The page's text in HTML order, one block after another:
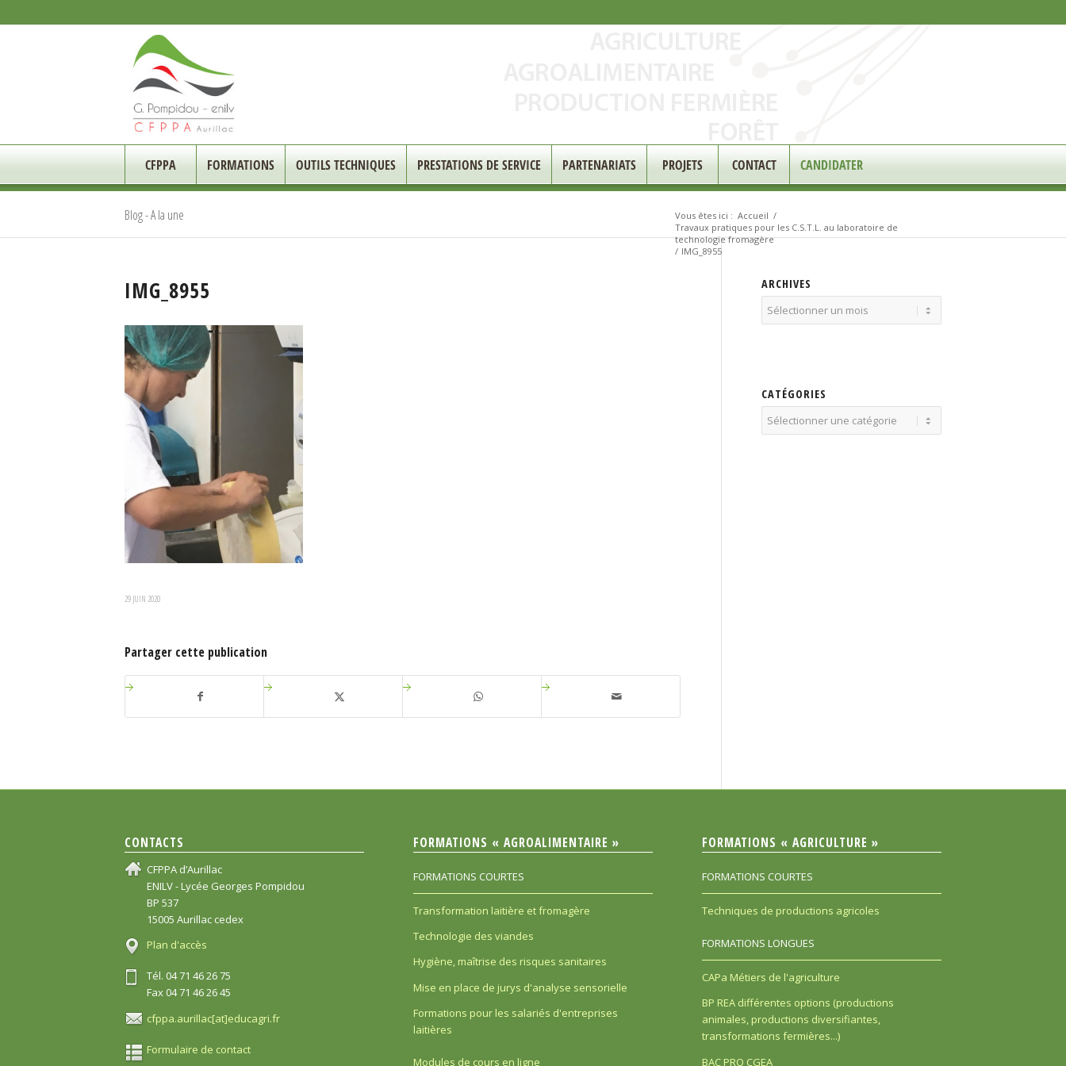
CFPPA FORMATIONS OUTILS TECHNIQUES PRESTATIONS DE SERVICE PARTENARIATS PROJETS CONTACT CANDIDATER
Blog - A la une Vous êtes ici : Accueil /
Travaux pratiques pour les C.S.T.L. au laboratoire de
technologie fromagère
/ IMG_8955
IMG_8955
29 JUIN 2020
Partager cette publication
ARCHIVES
CATÉGORIES
Catégories
CONTACTS
CFPPA d’Aurillac
ENILV - Lycée Georges Pompidou
BP 537
15005 Aurillac cedex
Plan d'accès
Tél. 04 71 46 26 75
Fax 04 71 46 26 45
cfppa.aurillac[at]educagri.fr
Formulaire de contact
FORMATIONS « AGROALIMENTAIRE »
FORMATIONS COURTES
Transformation laitière et fromagère
Technologie des viandes
Hygiène, maîtrise des risques sanitaires
Mise en place de jurys d'analyse sensorielle
Formations pour les salariés d'entreprises
laitières
Modules de cours en ligne
FORMATIONS « AGRICULTURE »
FORMATIONS COURTES
Techniques de productions agricoles
FORMATIONS LONGUES
CAPa Métiers de l'agriculture
BP REA différentes options (productions
animales, productions diversifiantes,
transformations fermières...)
BAC PRO CGEA